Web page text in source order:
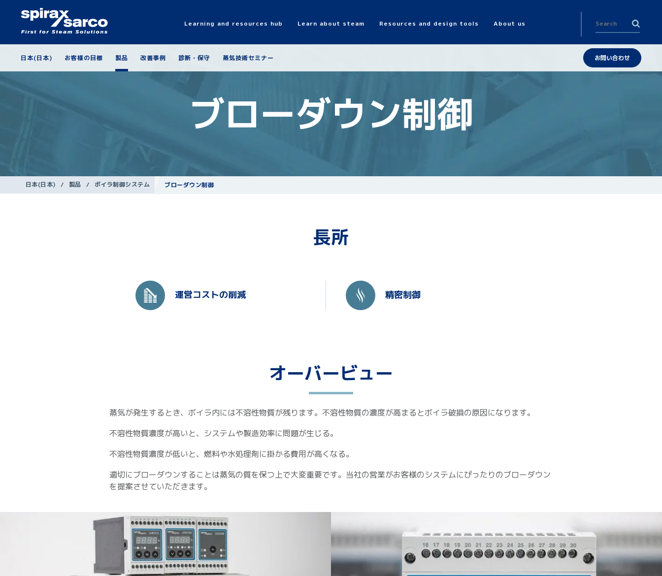
Learning and resources hub Learn about steam Resources and design tools About us
Search
日本(日本) お客様の目標 製品 改善事例 診断・保守 蒸気技術セミナー お問い合わせ
ブローダウン制御
日本(日本) / 製品 / ボイラ制御システム ブローダウン制御
長所
運営コストの削減 精密制御
オーバービュー
蒸気が発生するとき、ボイラ内には不溶性物質が残ります。不溶性物質の濃度が高まるとボイラ破損の原因になります。
不溶性物質濃度が高いと、システムや製造効率に問題が生じる。
不溶性物質濃度が低いと、燃料や水処理剤に掛かる費用が高くなる。
適切にブローダウンすることは蒸気の質を保つ上で大変重要です。当社の営業がお客様のシステムにぴったりのブローダウン
を提案させていただきます。